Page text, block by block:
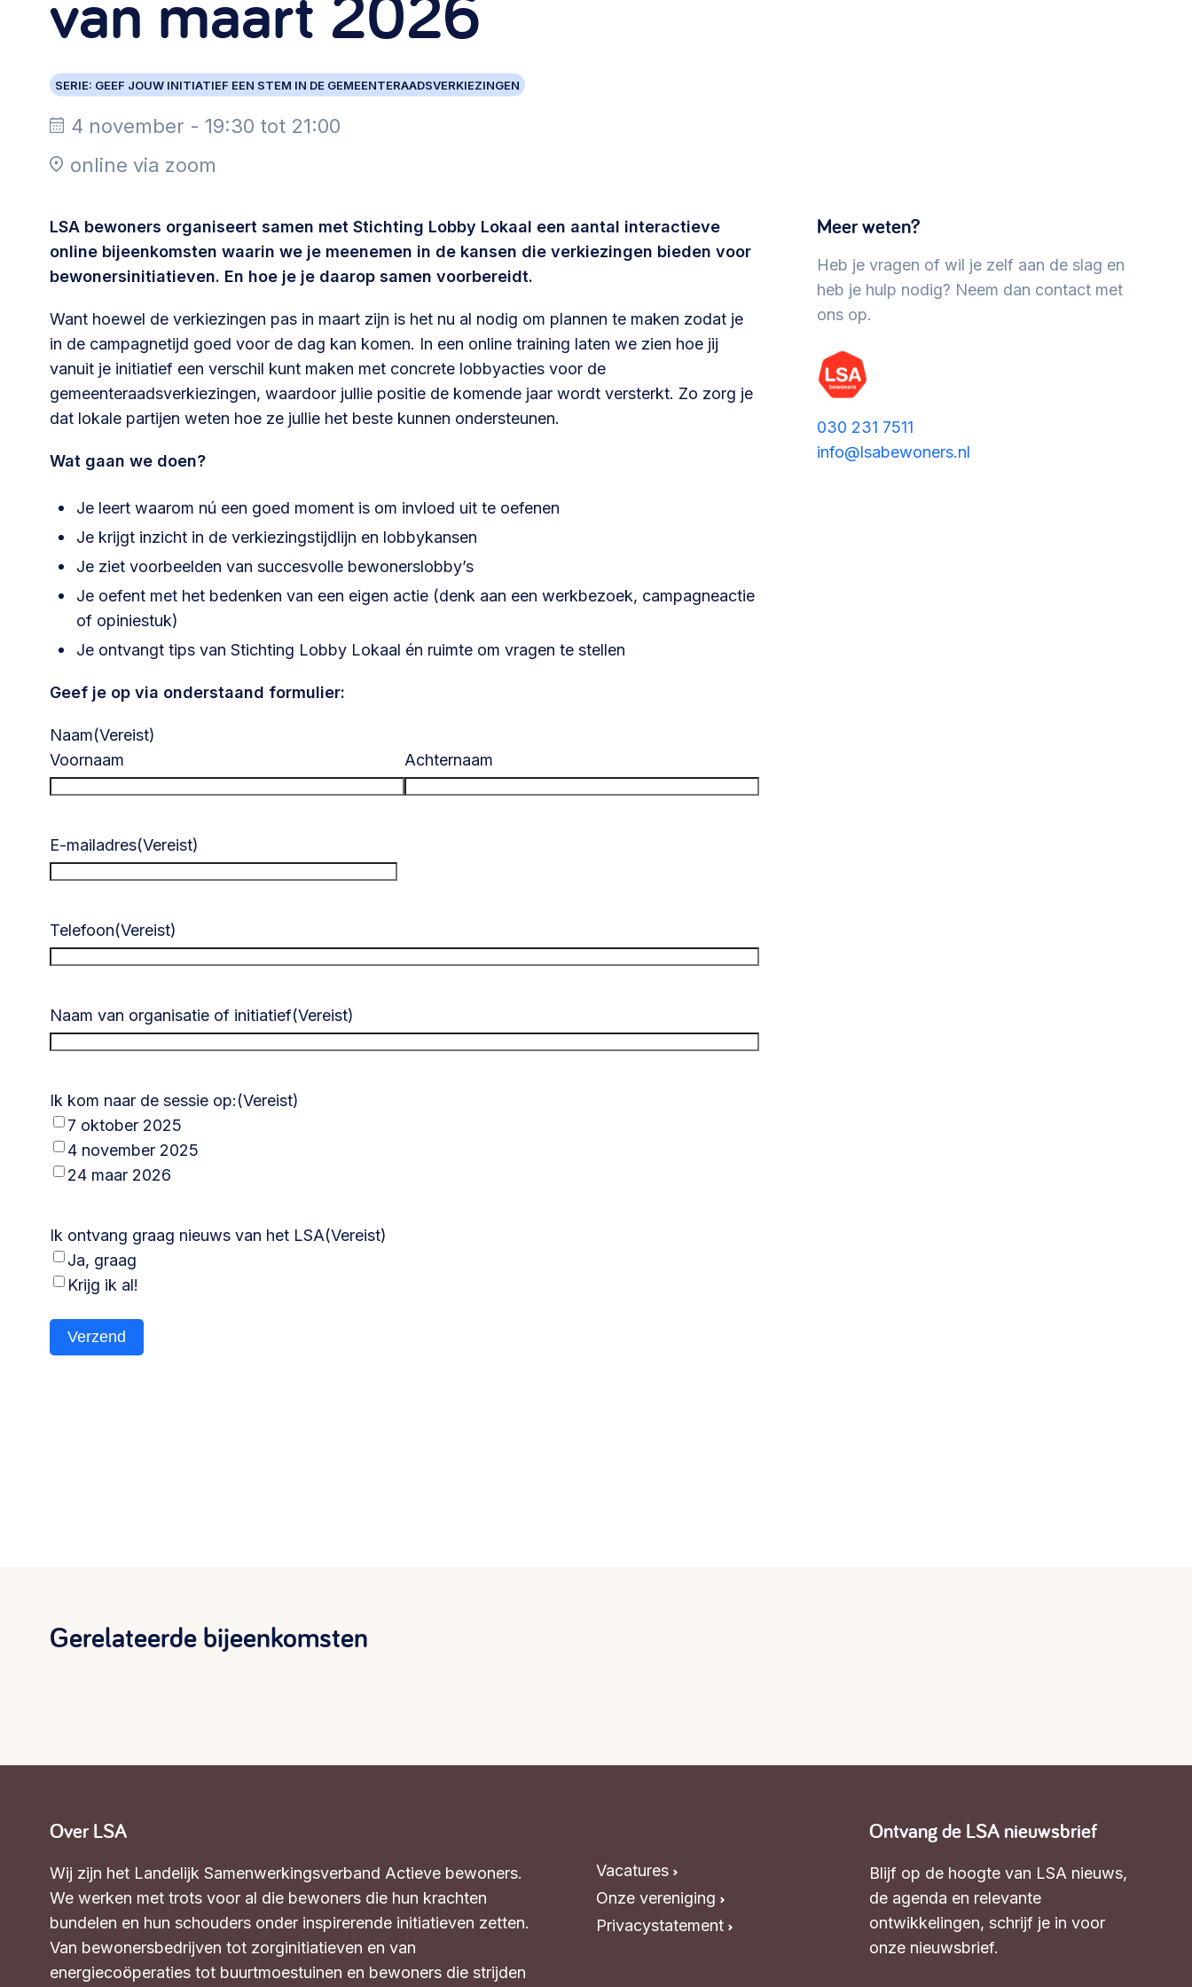
Community building en ABCD,
welkomstcultuur >
Betrokken buurten, contact stimuleren,
netwerken uitbreiden >
Weerbare gemeenschappen
Voorbereiden op crisis, noodsteunpunten,
Buurtenergie
Lobbyen, invloed uitoefenen,
maatschappelijke impact >
invoering omgevingswet, participatie,
gebiedsontwikkeling>
Advies of hulp nodig?
Je kunt altijd contact met ons opnemen via telefoon of e-mail.
SERIE: GEEF JOUW INITIATIEF EEN STEM IN DE GEMEENTERAADSVERKIEZINGEN
4 november - 19:30 tot 21:00
online via zoom
LSA bewoners organiseert samen met Stichting Lobby Lokaal een aantal interactieve
online bijeenkomsten waarin we je meenemen in de kansen die verkiezingen bieden voor
bewonersinitiatieven. En hoe je je daarop samen voorbereidt.
Want hoewel de verkiezingen pas in maart zijn is het nu al nodig om plannen te maken zodat je
in de campagnetijd goed voor de dag kan komen. In een online training laten we zien hoe jij
vanuit je initiatief een verschil kunt maken met concrete lobbyacties voor de
gemeenteraadsverkiezingen, waardoor jullie positie de komende jaar wordt versterkt. Zo zorg je
dat lokale partijen weten hoe ze jullie het beste kunnen ondersteunen.
Wat gaan we doen?
Je leert waarom nú een goed moment is om invloed uit te oefenen
Je krijgt inzicht in de verkiezingstijdlijn en lobbykansen
Je ziet voorbeelden van succesvolle bewonerslobby’s
Je oefent met het bedenken van een eigen actie (denk aan een werkbezoek, campagneactie
of opiniestuk)
Je ontvangt tips van Stichting Lobby Lokaal én ruimte om vragen te stellen
Geef je op via onderstaand formulier:
Naam(Vereist)
Voornaam
Achternaam
E-mailadres(Vereist)
Telefoon(Vereist)
Naam van organisatie of initiatief(Vereist)
Ik kom naar de sessie op:(Vereist)
7 oktober 2025
4 november 2025
24 maar 2026
Ik ontvang graag nieuws van het LSA(Vereist)
Ja, graag
Krijg ik al!
Verzend
Meer weten?
Heb je vragen of wil je zelf aan de slag en
heb je hulp nodig? Neem dan contact met
ons op.
030 231 7511
info@lsabewoners.nl
Gerelateerde bijeenkomsten
Over LSA
Wij zijn het Landelijk Samenwerkingsverband Actieve bewoners.
We werken met trots voor al die bewoners die hun krachten
bundelen en hun schouders onder inspirerende initiatieven zetten.
Van bewonersbedrijven tot zorginitiatieven en van
energiecoöperaties tot buurtmoestuinen en bewoners die strijden
Vacatures
Onze vereniging
Privacystatement
Ontvang de LSA nieuwsbrief
Blijf op de hoogte van LSA nieuws,
de agenda en relevante
ontwikkelingen, schrijf je in voor
onze nieuwsbrief.